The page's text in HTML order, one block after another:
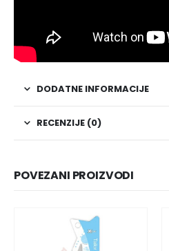
DODATNE INFORMACIJE
RECENZIJE (0)
POVEZANI PROIZVODI